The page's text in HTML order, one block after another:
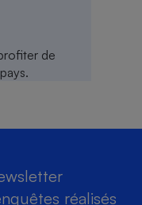
réalisés